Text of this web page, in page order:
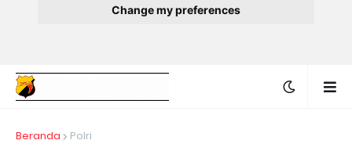
Change my preferences
Beranda Polri